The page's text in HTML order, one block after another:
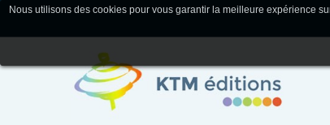
Nous utilisons des cookies pour vous garantir la meilleure expérience